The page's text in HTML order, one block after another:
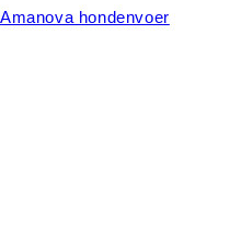
Amanova hondenvoer